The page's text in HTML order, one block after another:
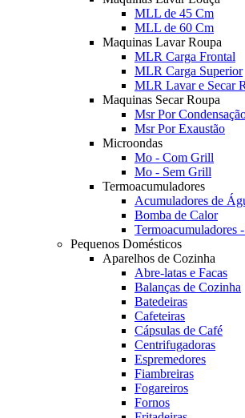
MLL de 45 Cm
MLL de 60 Cm
Maquinas Lavar Roupa
MLR Carga Frontal
MLR Carga Superior
MLR Lavar e Secar
Maquinas Secar Roupa
Msr Por
Msr Por Exaustão
Microondas
Mo - Com Grill
Mo - Sem Grill
Termoacumuladores
Acumuladores de
Bomba de Calor
Termoacumuladores
Pequenos Domésticos
Aparelhos de Cozinha
Abre-latas e Facas
Balanças de Cozinha
Batedeiras
Cafeteiras
Cápsulas de Café
Centrifugadoras
Espremedores
Fiambreiras
Fogareiros
Fornos